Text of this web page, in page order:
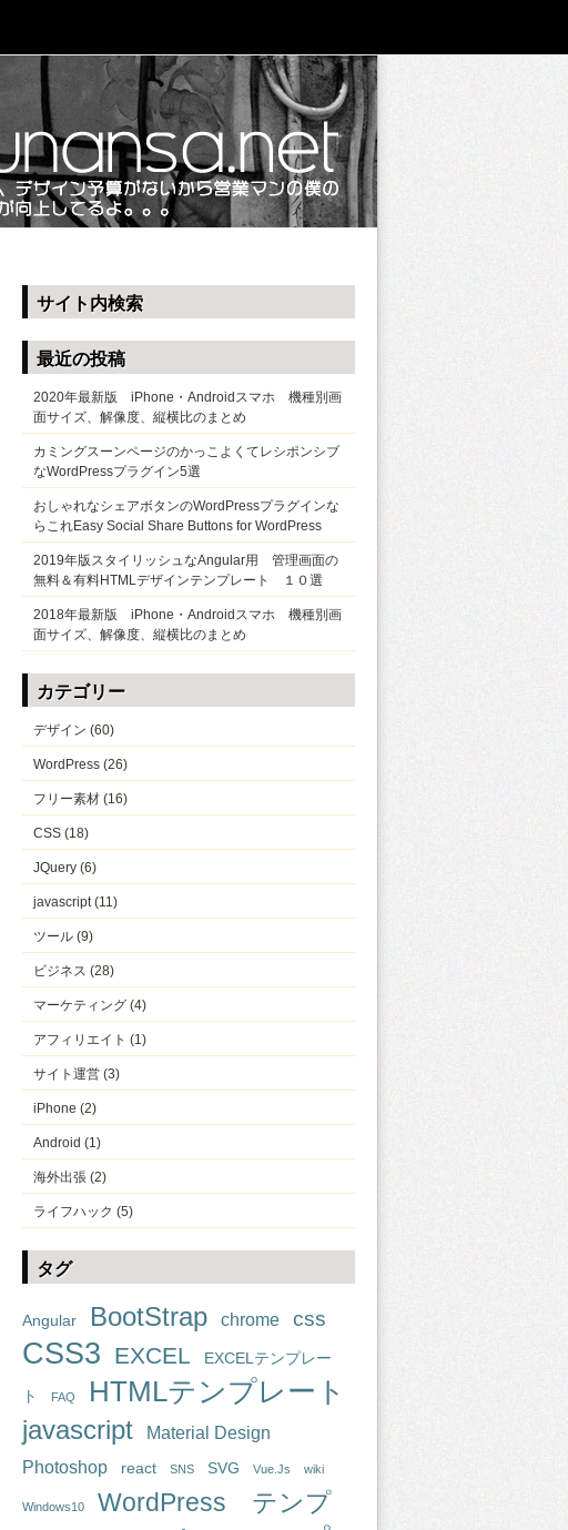
サイト内検索
最近の投稿
2020年最新版 iPhone・Androidスマホ 機種別画
面サイズ、解像度、縦横比のまとめ
カミングスーンページのかっこよくてレシポンシブ
なWordPressプラグイン5選
おしゃれなシェアボタンのWordPressプラグインな
らこれEasy Social Share Buttons for WordPress
2019年版スタイリッシュなAngular用 管理画面の
無料＆有料HTMLデザインテンプレート １０選
2018年最新版 iPhone・Androidスマホ 機種別画
面サイズ、解像度、縦横比のまとめ
カテゴリー
デザイン (60)
WordPress (26)
フリー素材 (16)
CSS (18)
JQuery (6)
javascript(11)
ツール (9)
ビジネス (28)
マーケティング (4)
アフィリエイト (1)
サイト運営 (3)
iPhone (2)
Android (1)
海外出張 (2)
ライフハック (5)
タグ
Angular BootStrap chrome css
CSS3 EXCEL EXCELテンプレー
ト FAQ HTMLテンプレート
javascript
Material Design
Photoshop
react SNS SVG Vue.Js wiki
Windows10
WordPress テンプ